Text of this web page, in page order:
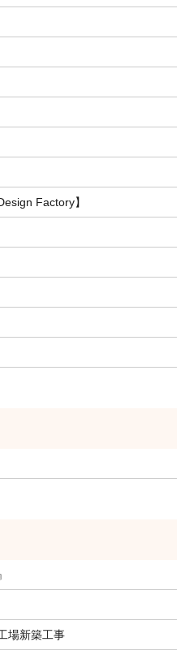
Factory】
場新築工事